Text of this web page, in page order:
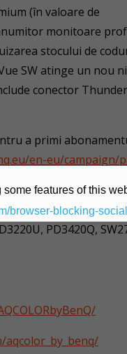
(în valoare de
monitoare
stocului de
SW atinge un nou
conector
a primi
en-eu/campaign/
PD2705Q, PD2705U,
PD3420Q,
features of this
browser-blocking-